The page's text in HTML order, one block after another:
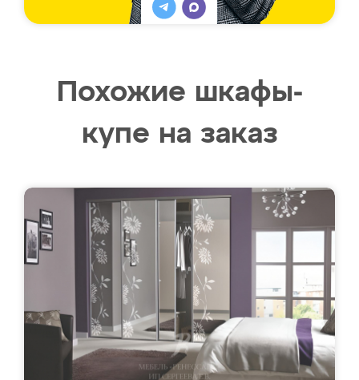
Похожие шкафы-
купе на заказ